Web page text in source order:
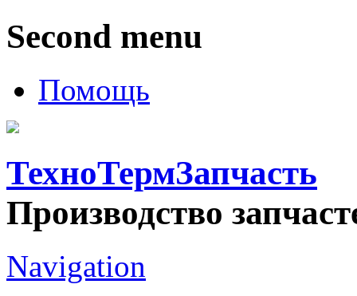
Second menu
Помощь
ТехноТермЗапчасть
Производство
Navigation